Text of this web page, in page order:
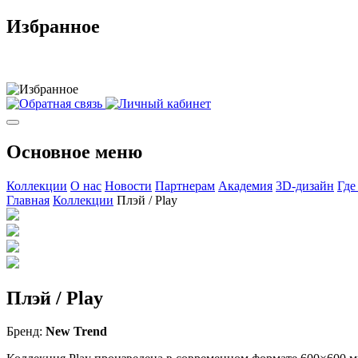
Избранное
Основное меню
Коллекции О нас Новости Партнерам Академия 3D-дизайн
Главная Коллекции Плэй / Play
Плэй / Play
Бренд: New Trend